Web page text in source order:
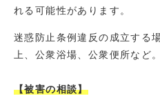
れる可能性があります。
迷惑防止条例違反の成立する
上、公衆浴場、公衆便所など。
【被害の相談】